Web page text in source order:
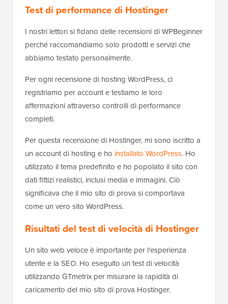
Test di performance di Hostinger
I nostri lettori si fidano delle recensioni di WPBeginner
perché raccomandiamo solo prodotti e servizi che
abbiamo testato personalmente.
Per ogni recensione di hosting WordPress, ci
registriamo per account e testiamo le loro
affermazioni attraverso controlli di performance
completi.
Per questa recensione di Hostinger, mi sono iscritto a
un account di hosting e ho installato WordPress. Ho
utilizzato il tema predefinito e ho popolato il sito con
dati fittizi realistici, inclusi media e immagini. Ciò
significava che il mio sito di prova si comportava
come un vero sito WordPress.
Risultati del test di velocità di Hostinger
Un sito web veloce è importante per l'esperienza
utente e la SEO. Ho eseguito un test di velocità
utilizzando GTmetrix per misurare la rapidità di
caricamento del mio sito di prova Hostinger.